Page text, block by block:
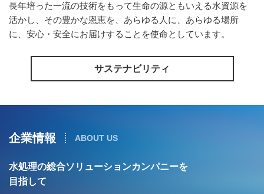
長年培った一流の技術をもって生命の源ともいえる水資源を
活かし、その豊かな恩恵を、あらゆる人に、あらゆる場所
に、安心・安全にお届けすることを使命としています。
サステナビリティ
企業情報 ABOUT US
水処理の総合ソリューションカンパニーを
目指して